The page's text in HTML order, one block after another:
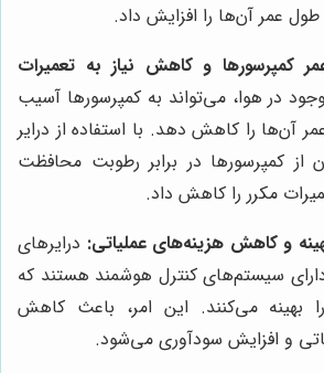
عمر آن‌ها را افزایش داد.
کمپرسورها و کاهش نیاز به تعمیرات
در هوا، می‌تواند به کمپرسورها آسیب
آن‌ها را کاهش دهد. با استفاده از درایر
از کمپرسورها در برابر رطوبت محافظت
مکرر را کاهش داد.
و کاهش هزینه‌های عملیاتی: درایرهای
سیستم‌های کنترل هوشمند هستند که
بهینه می‌کنند. این امر، باعث کاهش
و افزایش سودآوری می‌شود.